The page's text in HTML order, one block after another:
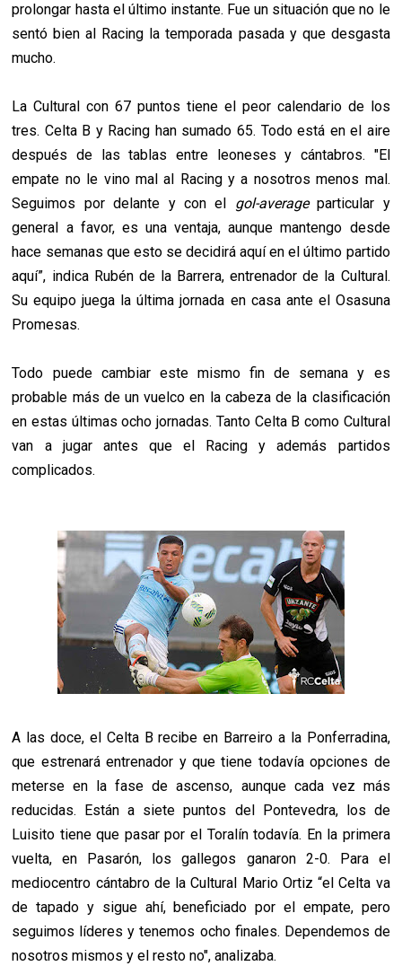
prolongar hasta el último instante. Fue un situación que no le
sentó bien al Racing la temporada pasada y que desgasta
mucho.
La Cultural con 67 puntos tiene el peor calendario de los
tres. Celta B y Racing han sumado 65. Todo está en el aire
después de las tablas entre leoneses y cántabros. "El
empate no le vino mal al Racing y a nosotros menos mal.
Seguimos por delante y con el gol-averageparticular y
general a favor, es una ventaja, aunque mantengo desde
hace semanas que esto se decidirá aquí en el último partido
aquí”, indica Rubén de la Barrera, entrenador de la Cultural.
Su equipo juega la última jornada en casa ante el Osasuna
Promesas.
Todo puede cambiar este mismo fin de semana y es
probable más de un vuelco en la cabeza de la clasificación
en estas últimas ocho jornadas. Tanto Celta B como Cultural
van a jugar antes que el Racing y además partidos
complicados.
A las doce, el Celta B recibe en Barreiro a la Ponferradina,
que estrenará entrenador y que tiene todavía opciones de
meterse en la fase de ascenso, aunque cada vez más
reducidas. Están a siete puntos del Pontevedra, los de
Luisito tiene que pasar por el Toralín todavía. En la primera
vuelta, en Pasarón, los gallegos ganaron 2-0. Para el
mediocentro cántabro de la Cultural Mario Ortiz “el Celta va
de tapado y sigue ahí, beneficiado por el empate, pero
seguimos líderes y tenemos ocho finales. Dependemos de
nosotros mismos y el resto no", analizaba.